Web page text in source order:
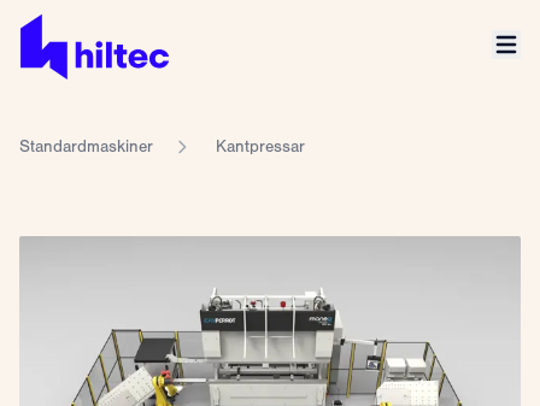
Standardmaskiner Kantpressar